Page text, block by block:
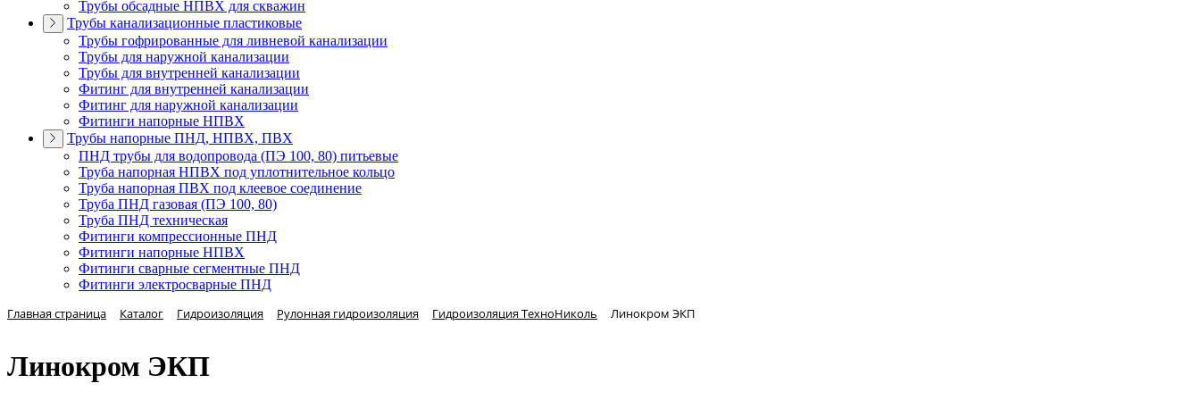
Трубы обсадные НПВХ для скважин
Трубы канализационные пластиковые
Трубы гофрированные для ливневой канализации
Трубы для наружной канализации
Трубы для внутренней канализации
Фитинг для внутренней канализации
Фитинг для наружной канализации
Фитинги напорные НПВХ
Трубы напорные ПНД, НПВХ, ПВХ
ПНД трубы для водопровода (ПЭ 100, 80) питьевые
Труба напорная НПВХ под уплотнительное кольцо
Труба напорная ПВХ под клеевое соединение
Труба ПНД газовая (ПЭ 100, 80)
Труба ПНД техническая
Фитинги компрессионные ПНД
Фитинги напорные НПВХ
Фитинги сварные сегментные ПНД
Фитинги электросварные ПНД
Главная страница Каталог Гидроизоляция Рулонная гидроизоляция Гидроизоляция ТехноНиколь Линокром ЭКП
Линокром ЭКП